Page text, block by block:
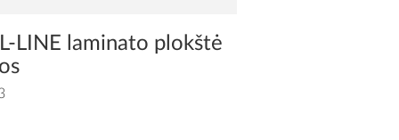
LINE laminato plokštė